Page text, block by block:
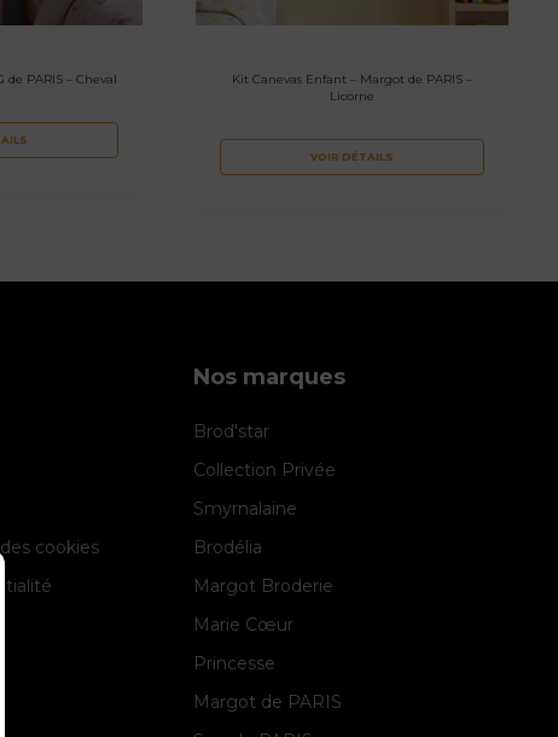
de PARIS – Cheval
Kit Canevas Enfant – Margot de PARIS –
Licorne
VOIR DÉTAILS
cookies
Nos marques
Brod'star
Collection Privée
Smyrnalaine
Brodélia
Margot Broderie
Marie Cœur
Princesse
Margot de PARIS